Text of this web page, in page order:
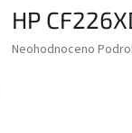
HP
Průměrné
Neohodnoceno